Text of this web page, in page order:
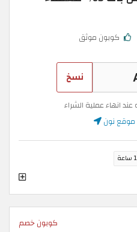
كوبون موثق
نسخ
انهاء عملية الشراء
موقع نون
كوبون خصم